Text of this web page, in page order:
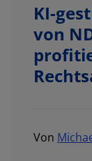
KI-
von
Von